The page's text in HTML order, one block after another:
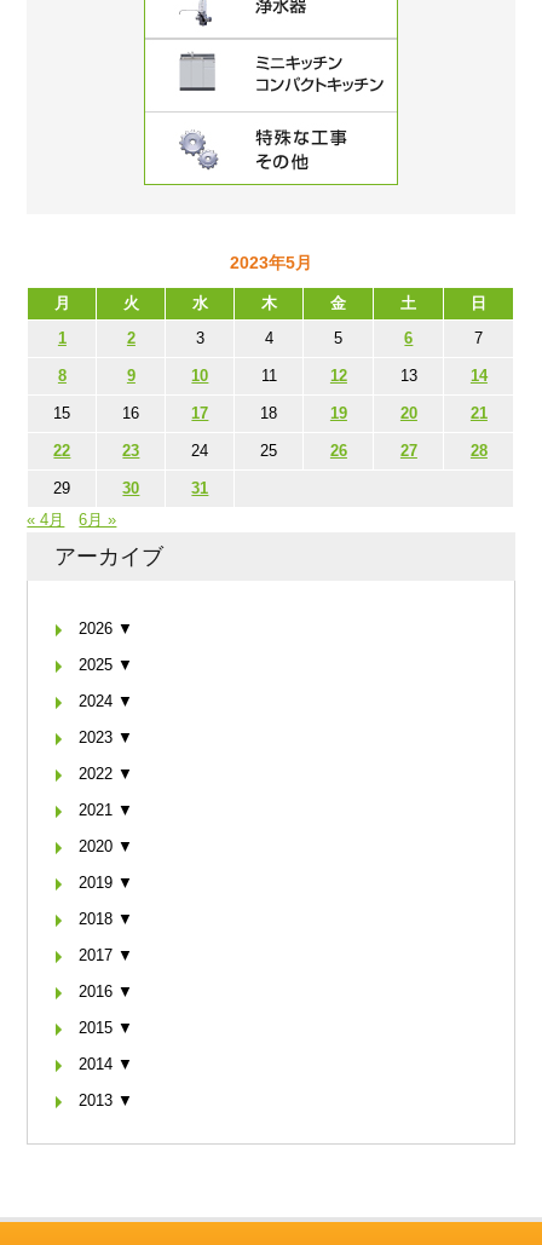
2023年5月
月 火 水 木 金 土
日
1
2 3 4 5 6 7
8 9 10 11 12 13 14
15 16 17 18 19 20 21
22 23 24 25 26 27 28
29 30
31
« 4月
6月 »
アーカイブ
2026 ▼
2025 ▼
2024 ▼
2023 ▼
2022 ▼
2021 ▼
2020 ▼
2019 ▼
2018 ▼
2017 ▼
2016 ▼
2015 ▼
2014 ▼
2013 ▼